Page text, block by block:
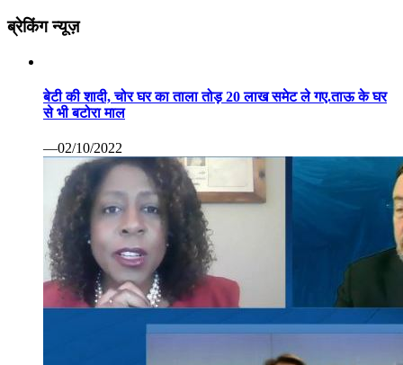
ब्रेकिंग न्यूज़
बेटी की शादी, चोर घर का ताला तोड़ 20 लाख समेट ले गए.ताऊ के घर
से भी बटोरा माल
—02/10/2022